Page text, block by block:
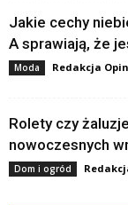
Jakie cechy
A sprawiają, że
Moda Redakcja
Rolety czy
nowoczesnych
Dom i ogród